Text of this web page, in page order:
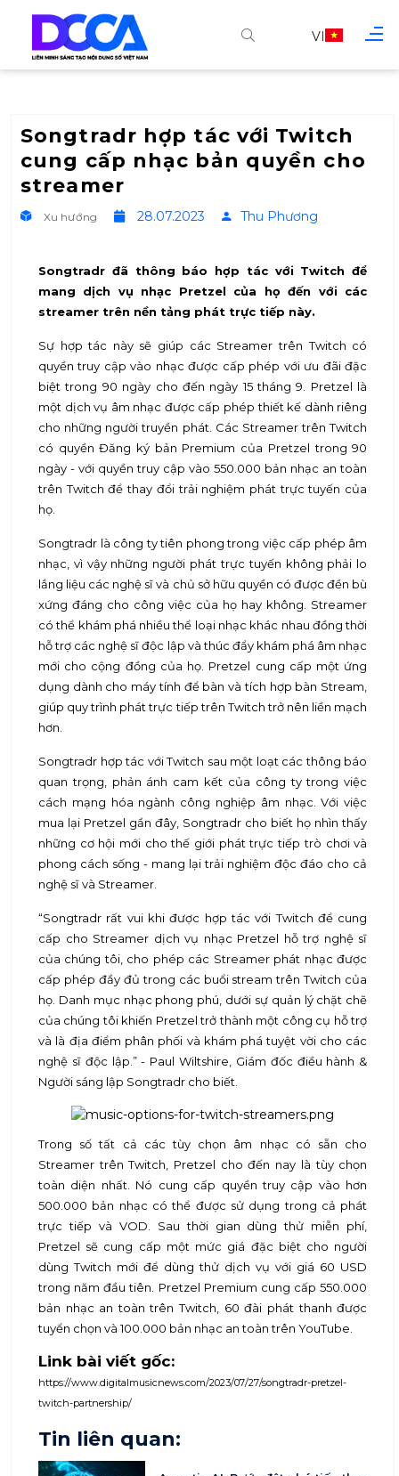
VI
Songtradr hợp tác với Twitch
cung cấp nhạc bản quyền cho
streamer
Xu hướng 28.07.2023 Thu Phương
Songtradr đã thông báo hợp tác với Twitch để
mang dịch vụ nhạc Pretzel của họ đến với các
streamer trên nền tảng phát trực tiếp này.
Sự hợp tác này sẽ giúp các Streamer trên Twitch có
quyền truy cập vào nhạc được cấp phép với ưu đãi đặc
biệt trong 90 ngày cho đến ngày 15 tháng 9. Pretzel là
một dịch vụ âm nhạc được cấp phép thiết kế dành riêng
cho những người truyền phát. Các Streamer trên Twitch
có quyền Đăng ký bản Premium của Pretzel trong 90
ngày - với quyền truy cập vào 550.000 bản nhạc an toàn
trên Twitch để thay đổi trải nghiệm phát trực tuyến của
họ.
Songtradr là công ty tiên phong trong việc cấp phép âm
nhạc, vì vậy những người phát trực tuyến không phải lo
lắng liệu các nghệ sĩ và chủ sở hữu quyền có được đền bù
xứng đáng cho công việc của họ hay không. Streamer
có thể khám phá nhiều thể loại nhạc khác nhau đồng thời
hỗ trợ các nghệ sĩ độc lập và thúc đẩy khám phá âm nhạc
mới cho cộng đồng của họ. Pretzel cung cấp một ứng
dụng dành cho máy tính để bàn và tích hợp bàn Stream,
giúp quy trình phát trực tiếp trên Twitch trở nên liền mạch
hơn.
Songtradr hợp tác với Twitch sau một loạt các thông báo
quan trọng, phản ánh cam kết của công ty trong việc
cách mạng hóa ngành công nghiệp âm nhạc. Với việc
mua lại Pretzel gần đây, Songtradr cho biết họ nhìn thấy
những cơ hội mới cho thế giới phát trực tiếp trò chơi và
phong cách sống - mang lại trải nghiệm độc đáo cho cả
nghệ sĩ và Streamer.
“Songtradr rất vui khi được hợp tác với Twitch để cung
cấp cho Streamer dịch vụ nhạc Pretzel hỗ trợ nghệ sĩ
của chúng tôi, cho phép các Streamer phát nhạc được
cấp phép đầy đủ trong các buổi stream trên Twitch của
họ. Danh mục nhạc phong phú, dưới sự quản lý chặt chẽ
của chúng tôi khiến Pretzel trở thành một công cụ hỗ trợ
và là địa điểm phân phối và khám phá tuyệt vời cho các
nghệ sĩ độc lập.” - Paul Wiltshire, Giám đốc điều hành &
Người sáng lập Songtradr cho biết.
Trong số tất cả các tùy chọn âm nhạc có sẵn cho
Streamer trên Twitch, Pretzel cho đến nay là tùy chọn
toàn diện nhất. Nó cung cấp quyền truy cập vào hơn
500.000 bản nhạc có thể được sử dụng trong cả phát
trực tiếp và VOD. Sau thời gian dùng thử miễn phí,
Pretzel sẽ cung cấp một mức giá đặc biệt cho người
dùng Twitch mới để dùng thử dịch vụ với giá 60 USD
trong năm đầu tiên. Pretzel Premium cung cấp 550.000
bản nhạc an toàn trên Twitch, 60 đài phát thanh được
tuyển chọn và 100.000 bản nhạc an toàn trên YouTube.
Link bài viết gốc:
https://www.digitalmusicnews.com/2023/07/27/songtradr-pretzel-
twitch-partnership/
Tin liên quan: